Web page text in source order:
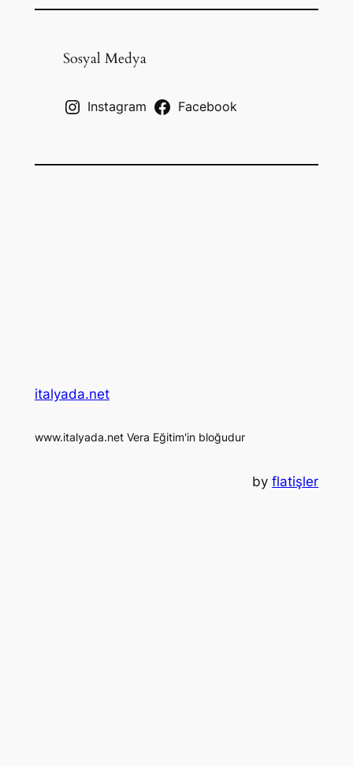
a
Sosyal Medya
Instagram Facebook
italyada.net
www.italyada.net Vera Eğitim'in bloğudur
byflatişler